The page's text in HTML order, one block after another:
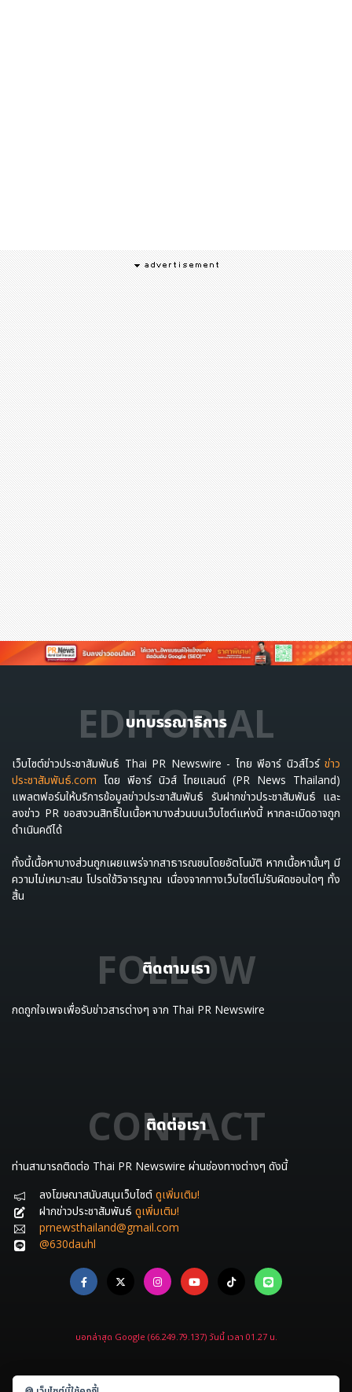
บทบรรณาธิการ
EDITORIAL
เว็บไซต์ข่าวประชาสัมพันธ์ Thai PR Newswire - ไทย พีอาร์ นิวส์ไวร์ ข่าว
ประชาสัมพันธ์.com โดย พีอาร์ นิวส์ ไทยแลนด์ (PR News Thailand)
แพลตฟอร์มให้บริการข้อมูลข่าวประชาสัมพันธ์ รับฝากข่าวประชาสัมพันธ์ และ
ลงข่าว PR ขอสงวนสิทธิ์ในเนื้อหาบางส่วนบนเว็บไซต์แห่งนี้ หากละเมิดอาจถูก
ดำเนินคดีได้
ทั้งนี้เนื้อหาบางส่วนถูกเผยแพร่จากสาธารณชนโดยอัตโนมัติ หากเนื้อหานั้นๆ มี
ความไม่เหมาะสม โปรดใช้วิจารญาณ เนื่องจากทางเว็บไซต์ไม่รับผิดชอบใดๆ ทั้ง
สิ้น
ติดตามเรา
FOLLOW
กดถูกใจเพจเพื่อรับข่าวสารต่างๆ จาก Thai PR Newswire
ติดต่อเรา
CONTACT
ท่านสามารถติดต่อ Thai PR Newswire ผ่านช่องทางต่างๆ ดังนี้
ลงโฆษณาสนับสนุนเว็บไซต์ ดูเพิ่มเติม!
ฝากข่าวประชาสัมพันธ์ ดูเพิ่มเติม!
prnewsthailand@gmail.com
@630dauhl
บอทล่าสุด Google (66.249.79.137) วันนี้ เวลา 01.27 น.